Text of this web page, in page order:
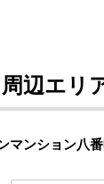
周辺エリ
マンション八